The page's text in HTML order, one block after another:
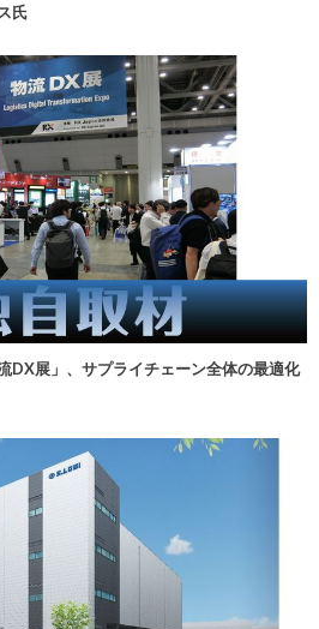
氏
DX展」、サプライチェーン全体の最適化